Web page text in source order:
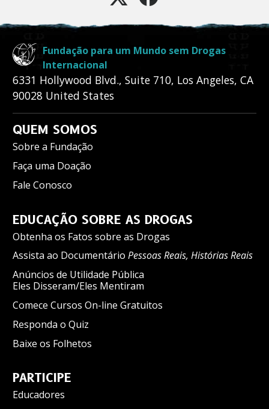
Fundação para um Mundo sem Drogas
Internacional
6331 Hollywood Blvd., Suite 710, Los Angeles, CA
90028 United States
QUEM SOMOS
Sobre a Fundação
Faça uma Doação
Fale Conosco
EDUCAÇÃO SOBRE AS DROGAS
Obtenha os Fatos sobre as Drogas
Assista ao Documentário Pessoas Reais, Histórias Reais
Anúncios de Utilidade Pública
Eles Disseram/Eles Mentiram
Comece Cursos On-line Gratuitos
Responda o Quiz
Baixe os Folhetos
PARTICIPE
Educadores